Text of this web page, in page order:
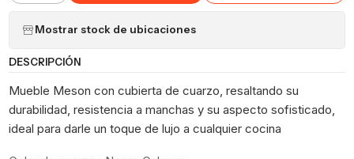
Mostrar stock de ubicaciones
DESCRIPCIÓN
Mueble Meson con cubierta de cuarzo, resaltando su
durabilidad, resistencia a manchas y su aspecto sofisticado,
ideal para darle un toque de lujo a cualquier cocina